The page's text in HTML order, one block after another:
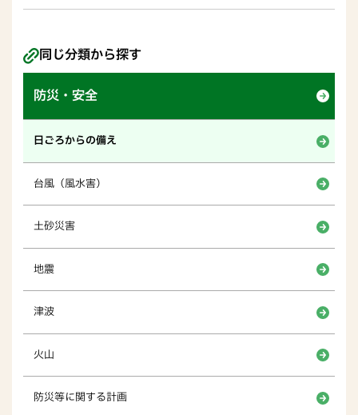
同じ分類から探す
防災・安全
日ごろからの備え
台風（風水害）
土砂災害
地震
津波
火山
防災等に関する計画